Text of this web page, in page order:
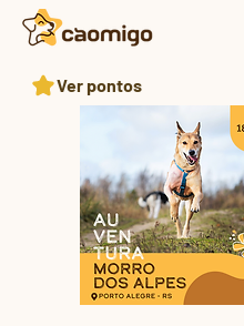
Ver pontos